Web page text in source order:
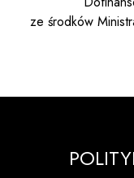
ze środków